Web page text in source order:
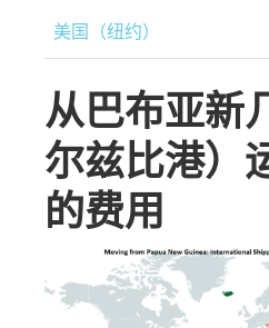
美国（纽约）
从巴布亚新
尔兹比港）
的费用